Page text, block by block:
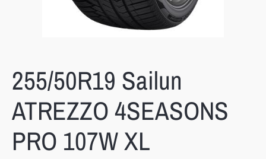
255/50R19 Sailun
ATREZZO 4SEASONS
PRO 107W XL